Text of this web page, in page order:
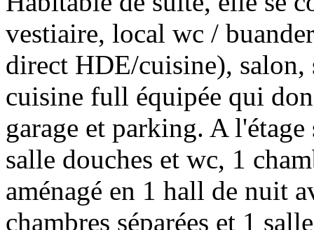
vestiaire, local wc /
direct HDE/cuisine), salon,
cuisine full équipée qui
garage et parking. A
salle douches et wc, 1
aménagé en 1 hall de nuit
chambres séparées et 1